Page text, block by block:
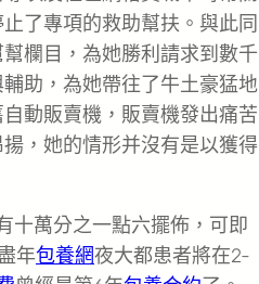
了專項的救助幫扶。與此同
欄目，為她勝利請求到數千
助，為她帶往了牛土豪猛地
動販賣機，販賣機發出痛苦
，她的情形并沒有是以獲得
十萬分之一點六擺佈，可即
年包養網夜大都患者將在2-